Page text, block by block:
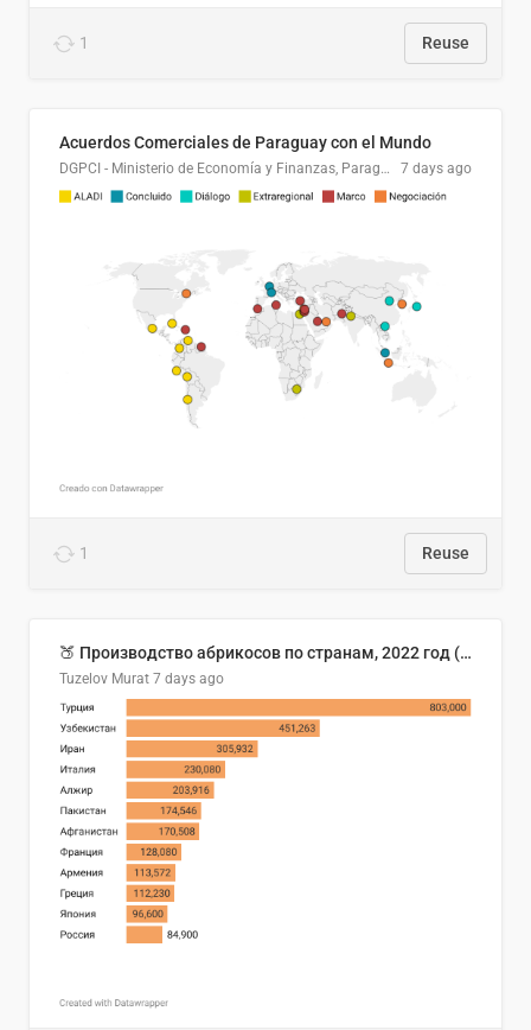
1 Reuse
Acuerdos Comerciales de Paraguay con el Mundo
DGPCI - Ministerio de Economía y Finanzas, Paraguay 7 days ago
1 Reuse
🍑 Производство абрикосов по странам, 2022 год (тонн)
Tuzelov Murat 7 days ago